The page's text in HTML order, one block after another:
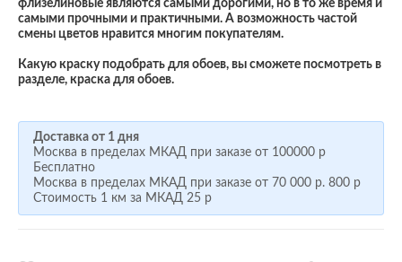
флизелиновые являются самыми дорогими, но в то же время и
самыми прочными и практичными. А возможность частой
смены цветов нравится многим покупателям.
Какую краску подобрать для обоев, вы сможете посмотреть в
разделе, краска для обоев.
Доставка от 1 дня
Москва в пределах МКАД при заказе от 100000 р
Бесплатно
Москва в пределах МКАД при заказе от 70 000 р. 800 р
Стоимость 1 км за МКАД 25 р